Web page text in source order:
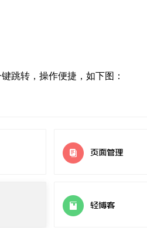
跳转，操作便捷，如下图：